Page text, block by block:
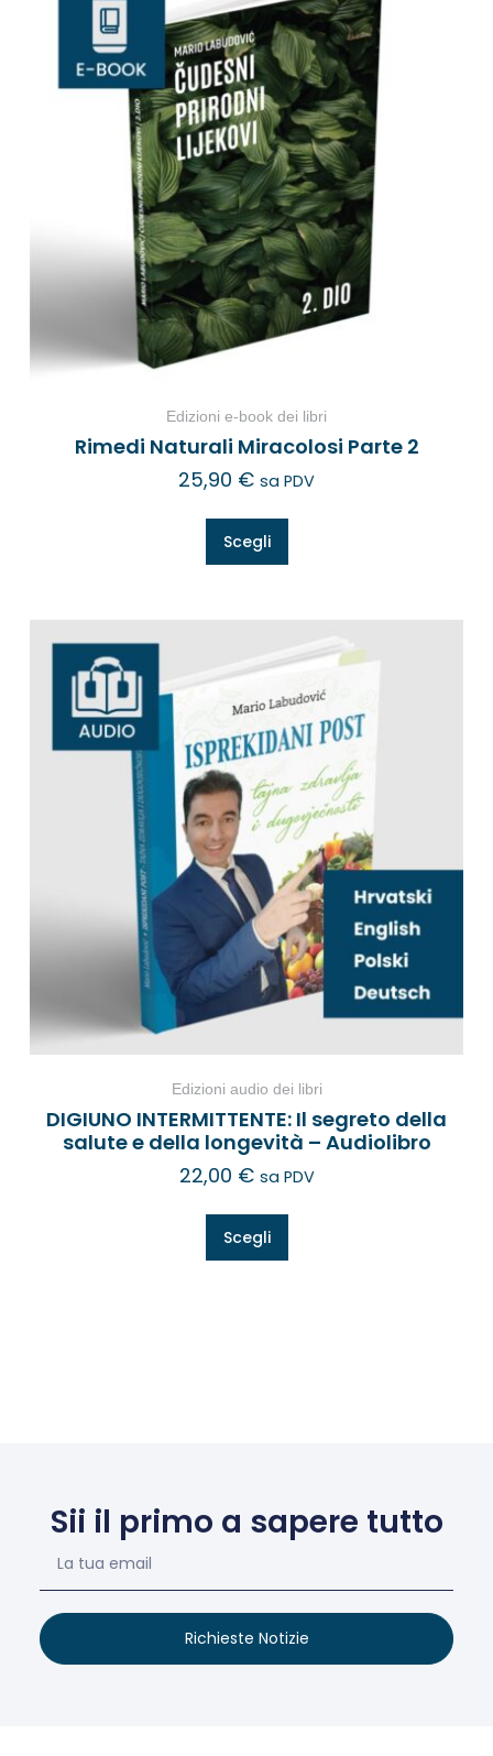
Edizioni e-book dei libri
Rimedi Naturali Miracolosi Parte 2
25,90 € sa PDV
Scegli
Edizioni audio dei libri
DIGIUNO INTERMITTENTE: Il segreto della
salute e della longevità – Audiolibro
22,00 € sa PDV
Scegli
Sii il primo a sapere tutto
Richieste Notizie